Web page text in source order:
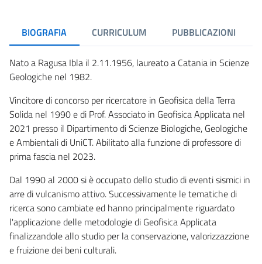
BIOGRAFIA CURRICULUM PUBBLICAZIONI
Nato a Ragusa Ibla il 2.11.1956, laureato a Catania in Scienze
Geologiche nel 1982.
Vincitore di concorso per ricercatore in Geofisica della Terra
Solida nel 1990 e di Prof. Associato in Geofisica Applicata nel
2021 presso il Dipartimento di Scienze Biologiche, Geologiche
e Ambientali di UniCT. Abilitato alla funzione di professore di
prima fascia nel 2023.
Dal 1990 al 2000 si è occupato dello studio di eventi sismici in
arre di vulcanismo attivo. Successivamente le tematiche di
ricerca sono cambiate ed hanno principalmente riguardato
l'applicazione delle metodologie di Geofisica Applicata
finalizzandole allo studio per la conservazione, valorizzazzione
e fruizione dei beni culturali.